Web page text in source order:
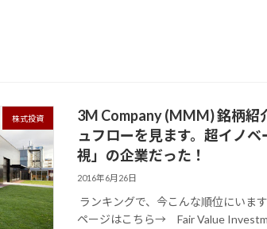
株式投資
3M Company (MMM) 銘柄紹
ュフローを見ます。超イノ
視」の企業だった！
2016年6月26日
ランキングで、今こんな順位にいま
ページはこちら→ Fair Value